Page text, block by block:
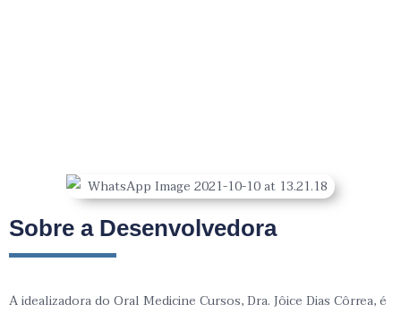
Sobre a Desenvolvedora
A idealizadora do Oral Medicine Cursos, Dra. Jôice Dias Côrrea, é